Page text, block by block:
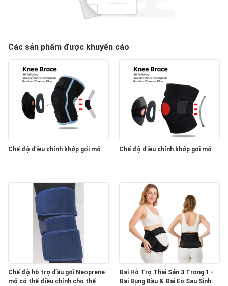
Các sản phẩm được khuyến cáo
Chế độ điều chỉnh khớp gối mở Chế độ điều chỉnh khớp gối mở
Chế độ hỗ trợ đầu gối Neoprene
mở có thể điều chỉnh cho thể
Đai Hỗ Trợ Thai Sản 3 Trong 1 -
Đai Bụng Bầu & Đai Eo Sau Sinh